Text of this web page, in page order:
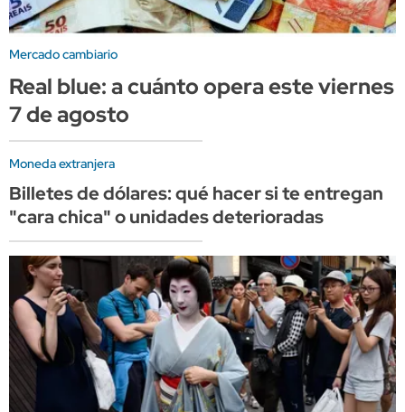
Mercado cambiario
Real blue: a cuánto opera este viernes
7 de agosto
Moneda extranjera
Billetes de dólares: qué hacer si te entregan
"cara chica" o unidades deterioradas